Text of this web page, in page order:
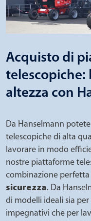
Acquisto di
telescopiche:
altezza con
Da Hanselmann
telescopiche di alta
lavorare in modo
nostre piattaforme
combinazione perfetta
sicurezza. Da
di modelli ideali sia
impegnativi che per